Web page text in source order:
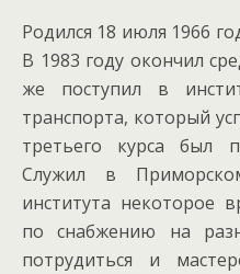
Родился 18 июля 1966
В 1983 году окончил
же поступил в
транспорта, который
третьего курса был
Служил в
института некоторое
по снабжению на
потрудиться и